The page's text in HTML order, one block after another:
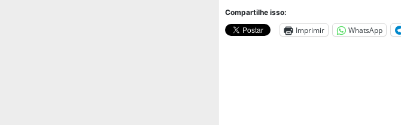
Compartilhe isso:
Imprimir WhatsApp